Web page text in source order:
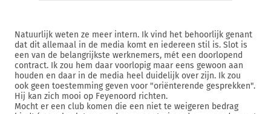
Natuurlijk weten ze meer intern. Ik vind het behoorlijk genant
dat dit allemaal in de media komt en iedereen stil is. Slot is
een van de belangrijkste werknemers, mét een doorlopend
contract. Ik zou hem daar voorlopig maar eens gewoon aan
houden en daar in de media heel duidelijk over zijn. Ik zou
ook geen toestemming geven voor "oriënterende gesprekken".
Hij kan zich mooi op Feyenoord richten.
Mocht er een club komen die een niet te weigeren bedrag